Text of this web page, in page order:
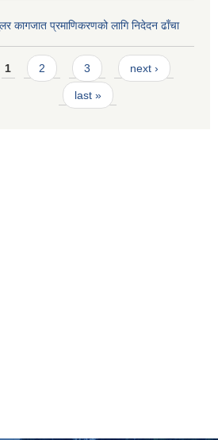
कागजात प्रमाणिकरणको लागि निदेदन ढाँचा
1 2 3 next ›
last »